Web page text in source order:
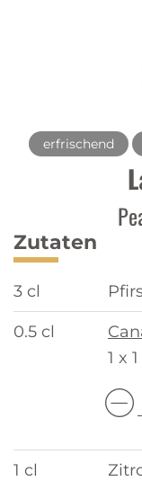
erfrischend
Zutaten
3 cl
0.5 cl
1 x
1 cl